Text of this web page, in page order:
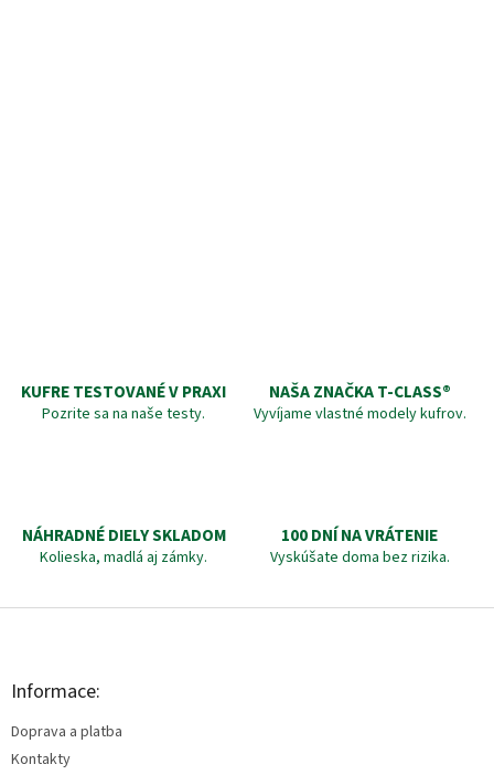
KUFRE TESTOVANÉ V PRAXI
Pozrite sa na naše testy.
NAŠA ZNAČKA T-CLASS®
Vyvíjame vlastné modely kufrov.
NÁHRADNÉ DIELY SKLADOM
Kolieska, madlá aj zámky.
100 DNÍ NA VRÁTENIE
Vyskúšate doma bez rizika.
Z
Informace:
Doprava a platba
Kontakty